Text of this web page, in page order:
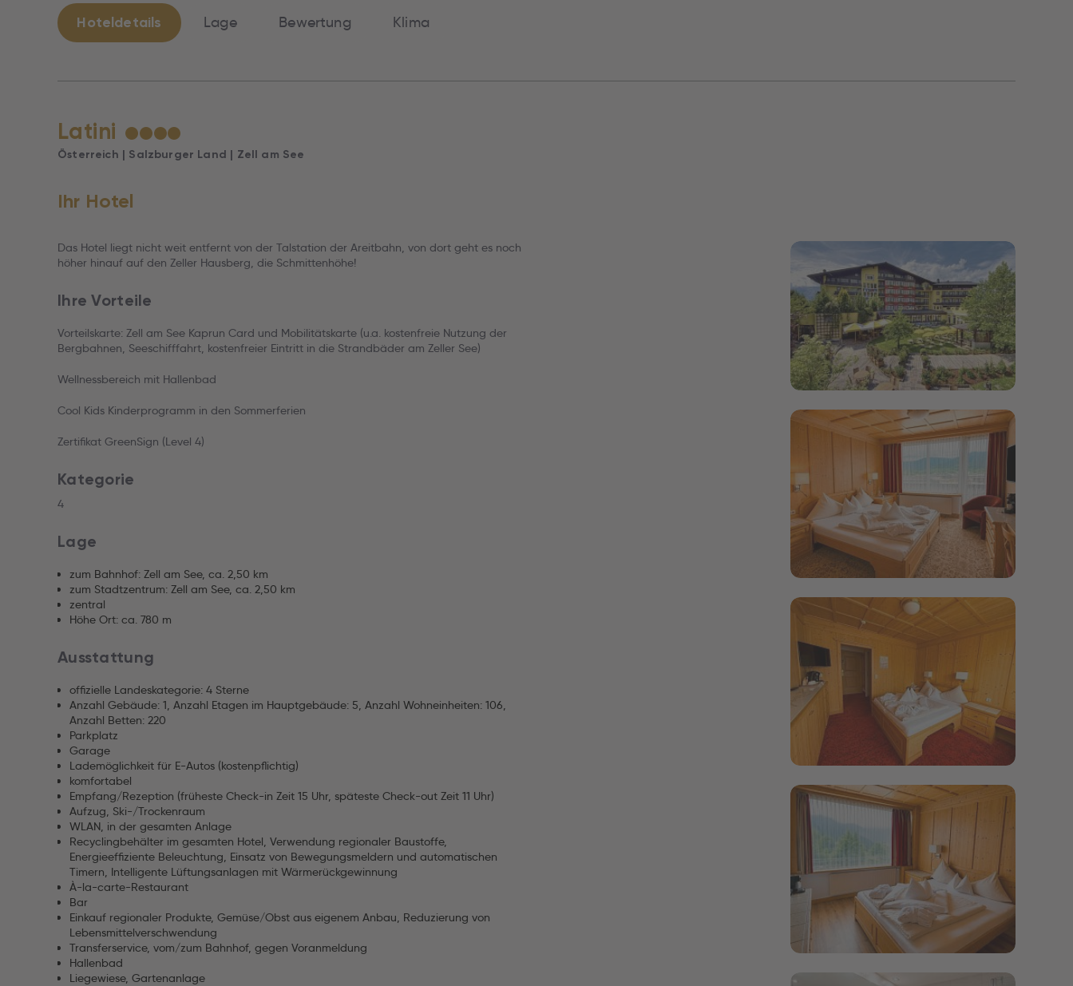
Hoteldetails Lage Bewertung Klima
Latini ★★★★
Österreich | Salzburger Land | Zell am See
Ihr Hotel
Das Hotel liegt nicht weit entfernt von der Talstation der Areitbahn, von dort geht es noch
höher hinauf auf den Zeller Hausberg, die Schmittenhöhe!
Ihre Vorteile
Vorteilskarte: Zell am See Kaprun Card und Mobilitätskarte (u.a. kostenfreie Nutzung der
Bergbahnen, Seeschifffahrt, kostenfreier Eintritt in die Strandbäder am Zeller See)
Wellnessbereich mit Hallenbad
Cool Kids Kinderprogramm in den Sommerferien
Zertifikat GreenSign (Level 4)
Kategorie
4
Lage
zum Bahnhof: Zell am See, ca. 2,50 km
zum Stadtzentrum: Zell am See, ca. 2,50 km
zentral
Höhe Ort: ca. 780 m
Ausstattung
offizielle Landeskategorie: 4 Sterne
Anzahl Gebäude: 1, Anzahl Etagen im Hauptgebäude: 5, Anzahl Wohneinheiten: 106,
Anzahl Betten: 220
Parkplatz
Garage
Lademöglichkeit für E-Autos (kostenpflichtig)
komfortabel
Empfang/Rezeption (früheste Check-in Zeit 15 Uhr, späteste Check-out Zeit 11 Uhr)
Aufzug, Ski-/Trockenraum
WLAN, in der gesamten Anlage
Recyclingbehälter im gesamten Hotel, Verwendung regionaler Baustoffe,
Energieeffiziente Beleuchtung, Einsatz von Bewegungsmeldern und automatischen
Timern, Intelligente Lüftungsanlagen mit Wärmerückgewinnung
À-la-carte-Restaurant
Bar
Einkauf regionaler Produkte, Gemüse/Obst aus eigenem Anbau, Reduzierung von
Lebensmittelverschwendung
Transferservice, vom/zum Bahnhof, gegen Voranmeldung
Hallenbad
Liegewiese, Gartenanlage
Bildergalerie öffnen
Bildergalerie öffnen
Bildergalerie öffnen
Bildergalerie öffnen